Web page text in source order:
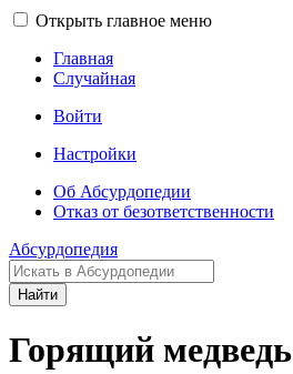
Открыть главное меню
Главная
Случайная
Войти
Настройки
Об Абсурдопедии
Отказ от безответственности
Абсурдопедия
Найти
Горящий медведь